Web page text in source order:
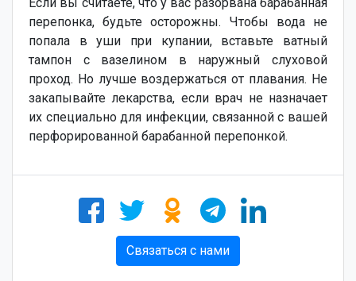
перепонка, будьте осторожны. Чтобы вода не
попала в уши при купании, вставьте ватный
тампон с вазелином в наружный слуховой
проход. Но лучше воздержаться от плавания. Не
закапывайте лекарства, если врач не назначает
их специально для инфекции, связанной с вашей
перфорированной барабанной перепонкой.
Связаться с нами